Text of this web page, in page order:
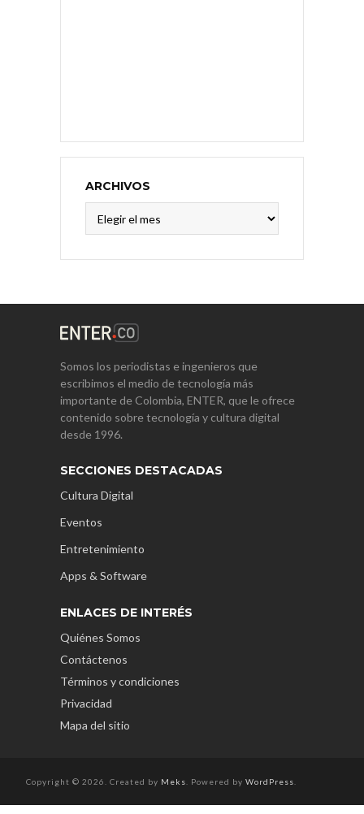
ARCHIVOS
Somos los periodistas e ingenieros que
escribimos el medio de tecnología más
importante de Colombia, ENTER, que le ofrece
contenido sobre tecnología y cultura digital
desde 1996.
SECCIONES DESTACADAS
Cultura Digital
Eventos
Entretenimiento
Apps & Software
ENLACES DE INTERÉS
Quiénes Somos
Contáctenos
Términos y condiciones
Privacidad
Mapa del sitio
Copyright © 2026. Created by Meks . Powered by WordPress